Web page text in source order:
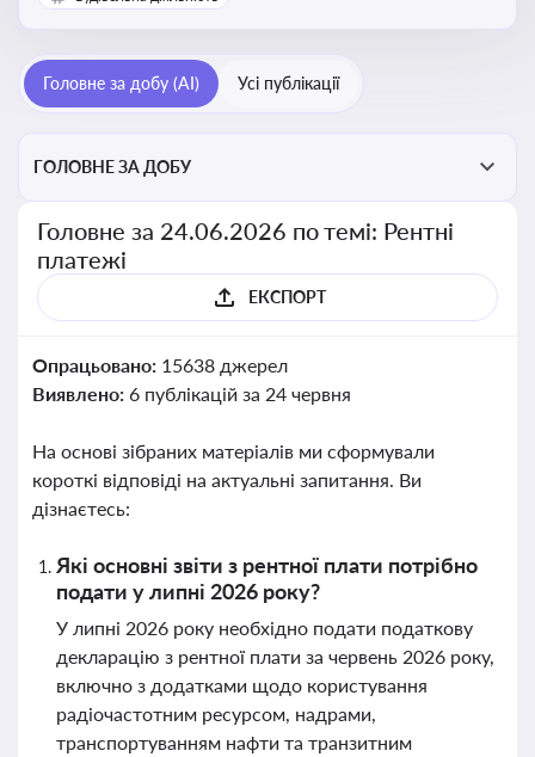
природними ресурсами — надрами, водою, лісами
Головне за добу (AI) Усі публікації
ГОЛОВНЕ ЗА ДОБУ
Головне за 24.06.2026 по темі: Рентні
платежі
ЕКСПОРТ
Опрацьовано: 15638 джерел
Виявлено: 6 публікацій за 24 червня
На основі зібраних матеріалів ми сформували
короткі відповіді на актуальні запитання. Ви
дізнаєтесь:
Які основні звіти з рентної плати потрібно
подати у липні 2026 року?
У липні 2026 року необхідно подати податкову
декларацію з рентної плати за червень 2026 року,
включно з додатками щодо користування
радіочастотним ресурсом, надрами,
транспортуванням нафти та транзитним